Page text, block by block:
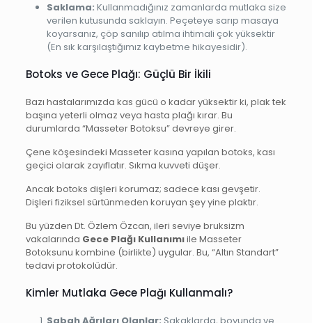
Saklama: Kullanmadığınız zamanlarda mutlaka size
verilen kutusunda saklayın. Peçeteye sarıp masaya
koyarsanız, çöp sanılıp atılma ihtimali çok yüksektir
(En sık karşılaştığımız kaybetme hikayesidir).
Botoks ve Gece Plağı: Güçlü Bir İkili
Bazı hastalarımızda kas gücü o kadar yüksektir ki, plak tek
başına yeterli olmaz veya hasta plağı kırar. Bu
durumlarda “Masseter Botoksu” devreye girer.
Çene köşesindeki Masseter kasına yapılan botoks, kası
geçici olarak zayıflatır. Sıkma kuvveti düşer.
Ancak botoks dişleri korumaz; sadece kası gevşetir.
Dişleri fiziksel sürtünmeden koruyan şey yine plaktır.
Bu yüzden Dt. Özlem Özcan, ileri seviye bruksizm
vakalarında Gece Plağı Kullanımıile Masseter
Botoksunu kombine (birlikte) uygular. Bu, “Altın Standart”
tedavi protokolüdür.
Kimler Mutlaka Gece Plağı Kullanmalı?